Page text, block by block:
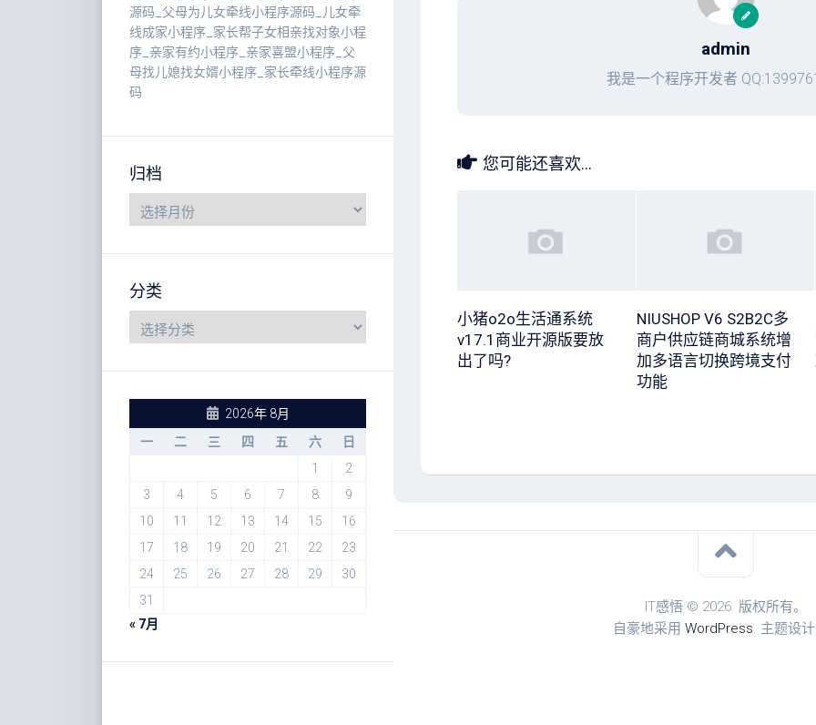
源码_父母为儿女牵线小程序源码_儿女牵
线成家小程序_家长帮子女相亲找对象小程
序_亲家有约小程序_亲家喜盟小程序_父
母找儿媳找女婿小程序_家长牵线小程序源
码
归档
分类
2026年 8月
一
二 三 四 五 六
日
1
2
3
4 5 6 7 8
9
10
11 12 13 14 15
16
17
18 19 20 21 22
23
24
25 26 27 28 29
30
31
« 7月
admin
我是一个程序开发者
您可能还喜欢...
小猪o2o生活通系统
v17.1商业开源版要放
出了吗?
NIUSHOP V6 S2B2C多
商户供应链商城系统增
加多语言切换跨境支付
功能
IT感悟 © 2026. 版权所有。
自豪地采用 WordPress. 主题设